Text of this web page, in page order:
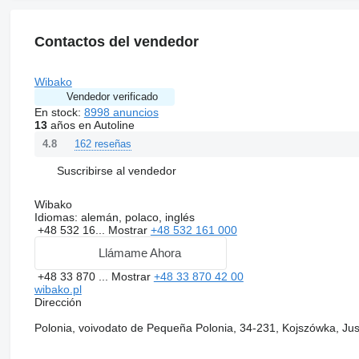
Contactos del vendedor
Wibako
Vendedor verificado
En stock: 8998 anuncios
13años en Autoline
4.8 162 reseñas
Suscribirse al vendedor
Wibako
Idiomas: alemán, polaco, inglés
+48 532 16... Mostrar +48 532 161 000
Llámame Ahora
+48 33 870 ... Mostrar +48 33 870 42 00
wibako.pl
Dirección
Polonia, voivodato de Pequeña Polonia, 34-231, Kojszówka,